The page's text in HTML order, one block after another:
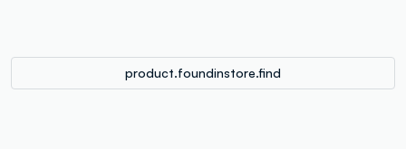
product.foundinstore.find